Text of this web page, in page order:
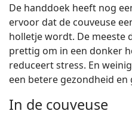
De handdoek heeft nog
ervoor dat de couveuse
holletje wordt. De meeste
prettig om in een donker
reduceert stress. En
een betere gezondheid en
In de couveuse